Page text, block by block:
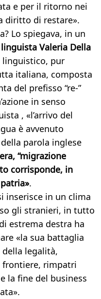
e per il ritorno nei
diritto di restare».
Lo spiegava, in un
linguista Valeria Della
linguistico, pur
italiana, composta
del prefisso “re-”
in senso
, «l’arrivo del
è avvenuto
parola inglese
“migrazione
corrisponde, in
.​​
inserisce in un clima
gli stranieri, in tutto
estrema destra ha
«la sua battaglia
legalità,
frontiere, rimpatri
la fine del business